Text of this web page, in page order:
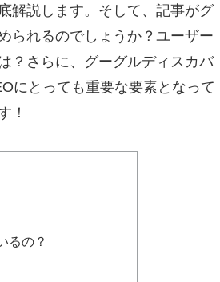
解説します。そして、記事がグ
られるのでしょうか？ユーザー
？さらに、グーグルディスカバ
にとっても重要な要素となって
！
るの？